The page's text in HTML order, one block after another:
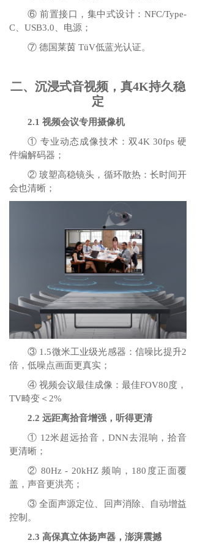
⑥ 前置接口，集中式设计：NFC/Type-
C、USB3.0、电源；
⑦ 德国莱茵 TüV低蓝光认证。
二、沉浸式音视频，真4K持久稳
定
2.1 视频会议专用摄像机
① 专业动态成像技术：双4K 30fps 硬
件编解码器；
② 玻塑高稳镜头，循环散热：长时间开
会也清晰；
③ 1.5微米工业级光感器：信噪比提升2
倍，低噪点画面更真实；
④ 视频会议最佳成像：最佳FOV80度，
TV畸变＜2%
2.2 远距离拾音增强，听得更清
① 12米超远拾音，DNN去混响，拾音
更清晰；
② 80Hz - 20kHZ 频响，180度正面覆
盖，声音更洪亮；
③ 全面声源定位、回声消除、自动增益
控制。
2.3 高保真立体扬声器，澎湃震撼